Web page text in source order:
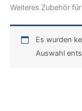
Weiteres Zubehör für
Es wurden
Auswahl